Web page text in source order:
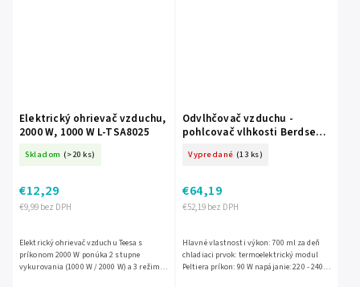
Elektrický ohrievač vzduchu,
2000 W, 1000 W L-TSA8025
Skladom (>20 ks)
€9,99 bez DPH
€12,29
Elektrický ohrievač vzduchu Teesa s
príkonom 2000 W ponúka 2 stupne
vykurovania (1000 W / 2000 W) a 3 režimy
Odvlhčovač vzduchu -
pohlcovač vlhkosti Berdsen
Vypredané (13 ks)
€52,19 bez DPH
€64,19
Hlavné vlastnosti výkon: 700 ml za deň
chladiaci prvok: termoelektrický modul
Peltiera príkon: 90 W napájanie: 220 - 240 V